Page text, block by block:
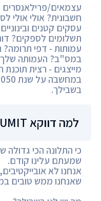
עצמאים/
חשבונית? אולי אולי
עסקים קטנים
תשלומים לספקים?
עמותות - דפי תרומה?
במס"ב? העמותה שלך
מייצגים - רצית
בשבילך.
למה דווקא SUMIT?
כי התלונה הכי
שמעתם עלינו קודם.
אנחנו לא
שאנחנו ממש טובים